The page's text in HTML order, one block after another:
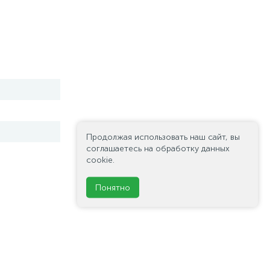
Продолжая использовать наш сайт, вы
соглашаетесь на обработку данных
cookie.
Понятно